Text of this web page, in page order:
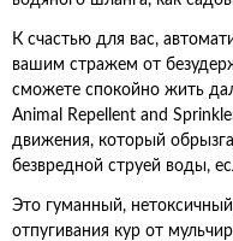
К счастью для вас,
вашим стражем от
сможете спокойно жить
Animal Repellent and
движения, который
безвредной струей воды,
Это гуманный,
отпугивания кур от